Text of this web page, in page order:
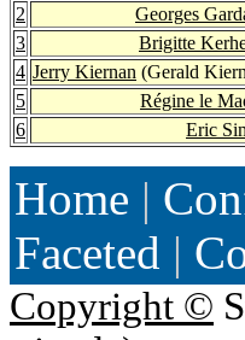
2
Georges
3
Brigitte
4 Jerry Kiernan (Gerald
5
Régine le
6
Eric
Home |
Faceted |
Copyright ©